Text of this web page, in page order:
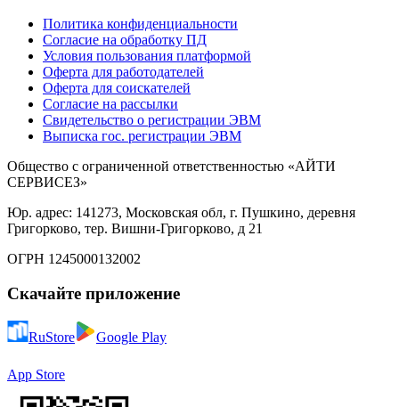
Политика конфиденциальности
Согласие на обработку ПД
Условия пользования платформой
Оферта для работодателей
Оферта для соискателей
Согласие на рассылки
Свидетельство о регистрации ЭВМ
Выписка гос. регистрации ЭВМ
Общество с ограниченной ответственностью «АЙТИ
СЕРВИСЕЗ»
Юр. адрес: 141273, Московская обл, г. Пушкино, деревня
Григорково, тер. Вишни-Григорково, д 21
ОГРН 1245000132002
Скачайте приложение
RuStore Google Play
App Store